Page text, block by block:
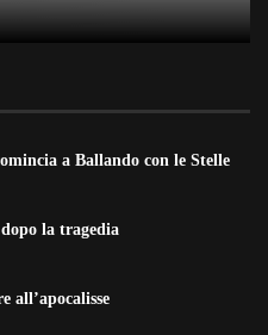
a Ballando con le Stelle
la tragedia
all’apocalisse